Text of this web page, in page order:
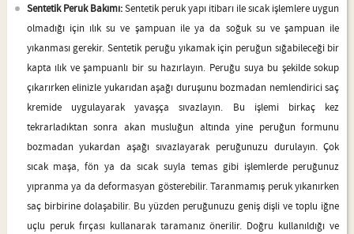
Sentetik Peruk Bakımı:Sentetik peruk yapı itibarı ile sıcak işlemlere uygun
olmadığı için ılık su ve şampuan ile ya da soğuk su ve şampuan ile
yıkanması gerekir. Sentetik peruğu yıkamak için peruğun sığabileceği bir
kapta ılık ve şampuanlı bir su hazırlayın. Peruğu suya bu şekilde sokup
çıkarırken elinizle yukarıdan aşağı duruşunu bozmadan nemlendirici saç
kremide uygulayarak yavaşça sıvazlayın. Bu işlemi birkaç kez
tekrarladıktan sonra akan musluğun altında yine peruğun formunu
bozmadan yukardan aşağı sıvazlayarak peruğunuzu durulayın. Çok
sıcak maşa, fön ya da sıcak suyla temas gibi işlemlerde peruğunuz
yıpranma ya da deformasyan gösterebilir. Taranmamış peruk yıkanırken
saç birbirine dolaşabilir. Bu yüzden peruğunuzu geniş dişli ve toplu iğne
uçlu peruk fırçası kullanarak taramanız önerilir. Doğru kullanıldığı ve